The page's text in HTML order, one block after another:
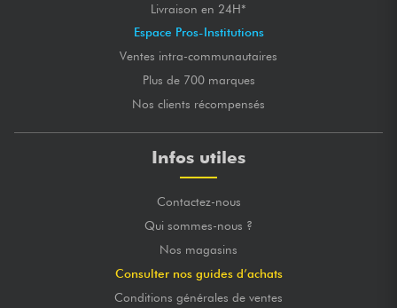
Livraison en 24H*
Espace Pros-Institutions
Ventes intra-communautaires
Plus de 700 marques
Nos clients récompensés
Infos utiles
Contactez-nous
Qui sommes-nous ?
Nos magasins
Consulter nos guides d’achats
Conditions générales de ventes